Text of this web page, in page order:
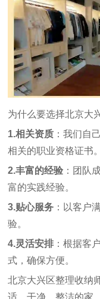
为什么要选择北京大
1.相关资质 ：我们自
相关的职业资格证书。
2.丰富的经验 ：团队
富的实践经验。
3.贴心服务 ：以客户
验。
4.灵活安排 ：根据客
式，确保方便。
北京大兴区整理收纳